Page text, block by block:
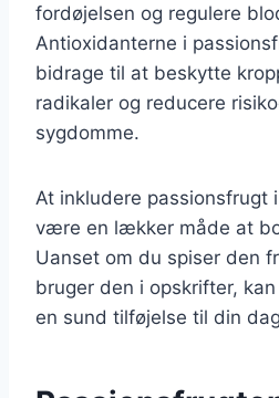
fordøjelsen og regulere
Antioxidanterne i
bidrage til at beskytte
radikaler og reducere
sygdomme.
At inkludere passionsfrugt
være en lækker måde at
Uanset om du spiser den
bruger den i opskrifter,
en sund tilføjelse til din